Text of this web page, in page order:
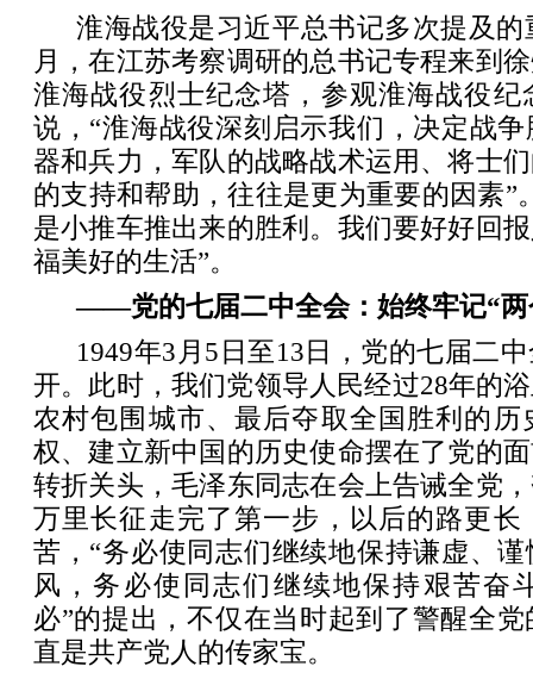
淮海战役是习近平总书记多次提及的
月，在江苏考察调研的总书记专程来到
淮海战役烈士纪念塔，参观淮海战役纪
说，“淮海战役深刻启示我们，决定战
器和兵力，军队的战略战术运用、将士
的支持和帮助，往往是更为重要的因素”
是小推车推出来的胜利。我们要好好回
福美好的生活”。
——党的七届二中全会：始终牢记“两
1949年3月5日至13日，党的七届二
开。此时，我们党领导人民经过28年的
农村包围城市、最后夺取全国胜利的历
权、建立新中国的历史使命摆在了党的
转折关头，毛泽东同志在会上告诫全党
万里长征走完了第一步，以后的路更长
苦，“务必使同志们继续地保持谦虚、
风，务必使同志们继续地保持艰苦奋
必”的提出，不仅在当时起到了警醒全
直是共产党人的传家宝。